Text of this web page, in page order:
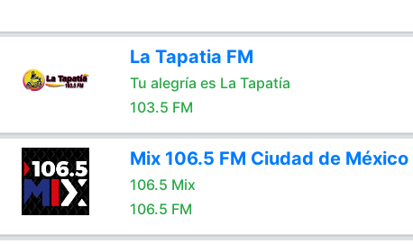
La Tapatia FM
Tu alegría es La Tapatía
103.5 FM
Mix 106.5 FM Ciudad de México
106.5 Mix
106.5 FM